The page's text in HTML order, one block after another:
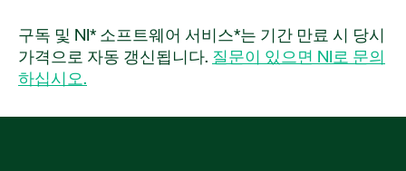
기능을 생성할 수 있습니다. LabVIEW OPC UA
Toolkit을 사용하면 OPC UA 스펙의 데이터 접근
(DA) 패싯뿐만 아니라 히스토리 접근 (HA), 알람 및
이 툴킷은 Windows와 NI Linux Real-Time OS 모두
구독 및 NI* 소프트웨어 서비스*는 기간 만료 시 당시
가격으로 자동 갱신됩니다. 질문이 있으면 NI로 문의
하십시오.